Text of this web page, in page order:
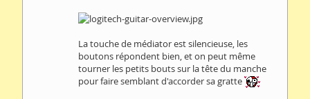
La touche de médiator est silencieuse, les
boutons répondent bien, et on peut même
tourner les petits bouts sur la tête du manche
pour faire semblant d'accorder sa gratte